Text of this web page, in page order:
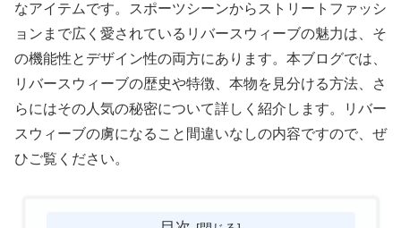
なアイテムです。スポーツシーンからストリートファッシ
ョンまで広く愛されているリバースウィーブの魅力は、そ
の機能性とデザイン性の両方にあります。本ブログでは、
リバースウィーブの歴史や特徴、本物を見分ける方法、さ
らにはその人気の秘密について詳しく紹介します。リバー
スウィーブの虜になること間違いなしの内容ですので、ぜ
ひご覧ください。